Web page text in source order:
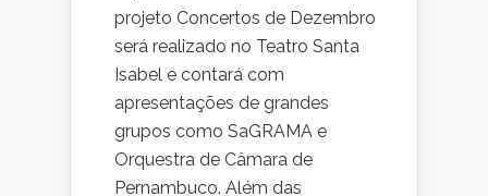
projeto Concertos de Dezembro
será realizado no Teatro Santa
Isabel e contará com
apresentações de grandes
grupos como SaGRAMA e
Orquestra de Câmara de
Pernambuco. Além das